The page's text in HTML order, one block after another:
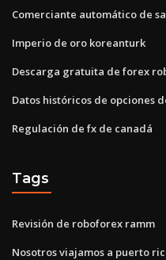
Comerciante automático de
Imperio de oro koreanturk
Descarga gratuita de forex
Datos históricos de opciones
Regulación de fx de canadá
Tags
Revisión de roboforex ramm
Nosotros viajamos a puerto